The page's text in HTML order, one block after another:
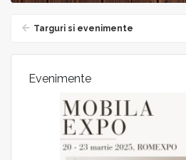
Targuri si evenimente
Evenimente